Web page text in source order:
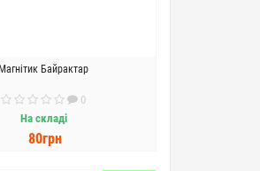
Магнітик Байрактар
0
На складі
80грн